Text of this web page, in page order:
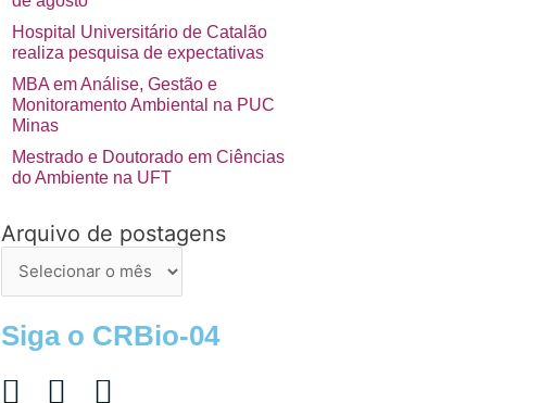
Hospital Universitário de Catalão
realiza pesquisa de expectativas
MBA em Análise, Gestão e
Monitoramento Ambiental na PUC
Minas
Mestrado e Doutorado em Ciências
do Ambiente na UFT
Arquivo de postagens
Arquivo
postagens
Siga o CRBio-04